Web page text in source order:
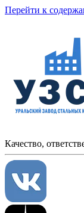
Перейти к
Качество,